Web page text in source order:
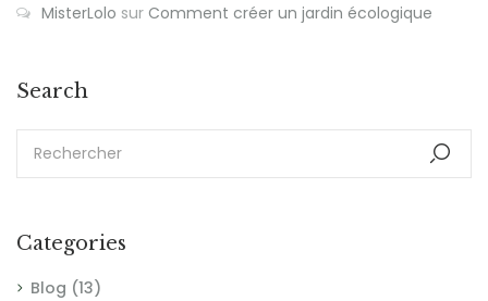
MisterLolo sur Comment créer un jardin écologique
Search
Categories
Blog (13)